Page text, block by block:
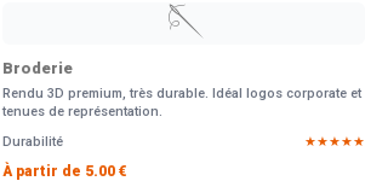
🪡
Broderie
Rendu 3D premium, très durable. Idéal logos corporate et
tenues de représentation.
Durabilité
★★★★★
À partir de 5.00 €